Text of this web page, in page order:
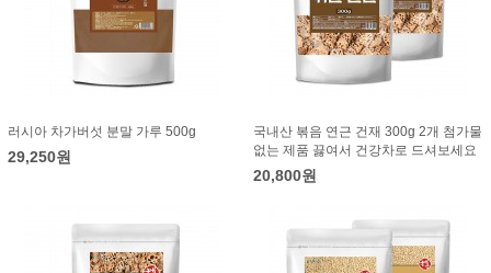
러시아 차가버섯 분말 가루 500g
29,250원
국내산 볶음 연근 건재 300g 2개 첨가물
없는 제품 끓여서 건강차로 드셔보세요
20,800원